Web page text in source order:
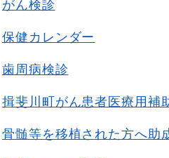
がん検診
保健カレンダー
歯周病検診
揖斐川町がん患者医療用補
骨髄等を移植された方へ助